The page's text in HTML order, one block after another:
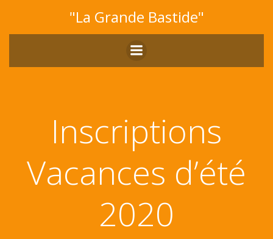
au
contenu
"La Grande Bastide"
Inscriptions
Vacances d’été
2020